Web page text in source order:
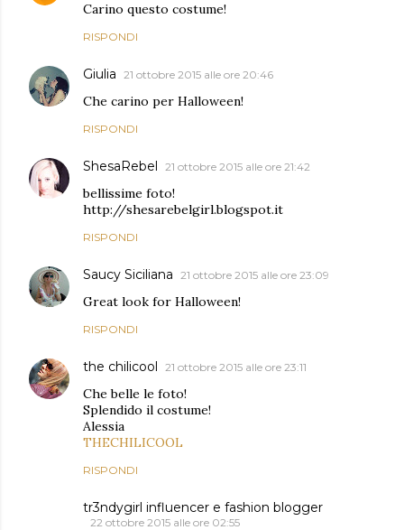
Carino questo costume!
RISPONDI
Giulia 21 ottobre 2015 alle ore 20:46
Che carino per Halloween!
RISPONDI
ShesaRebel 21 ottobre 2015 alle ore 21:42
bellissime foto!
http://shesarebelgirl.blogspot.it
RISPONDI
Saucy Siciliana 21 ottobre 2015 alle ore 23:09
Great look for Halloween!
RISPONDI
the chilicool 21 ottobre 2015 alle ore 23:11
Che belle le foto!
Splendido il costume!
Alessia
THECHILICOOL
RISPONDI
tr3ndygirl influencer e fashion blogger
22 ottobre 2015 alle ore 02:55